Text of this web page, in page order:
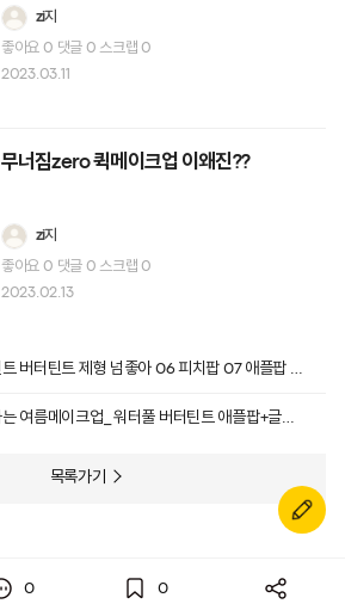
zi지
좋아요 0 댓글 0 스크랩 0
2023.03.11
무너짐zero 퀵메이크업 이왜진??
zi지
좋아요 0 댓글 0 스크랩 0
2023.02.13
목록가기
0 0